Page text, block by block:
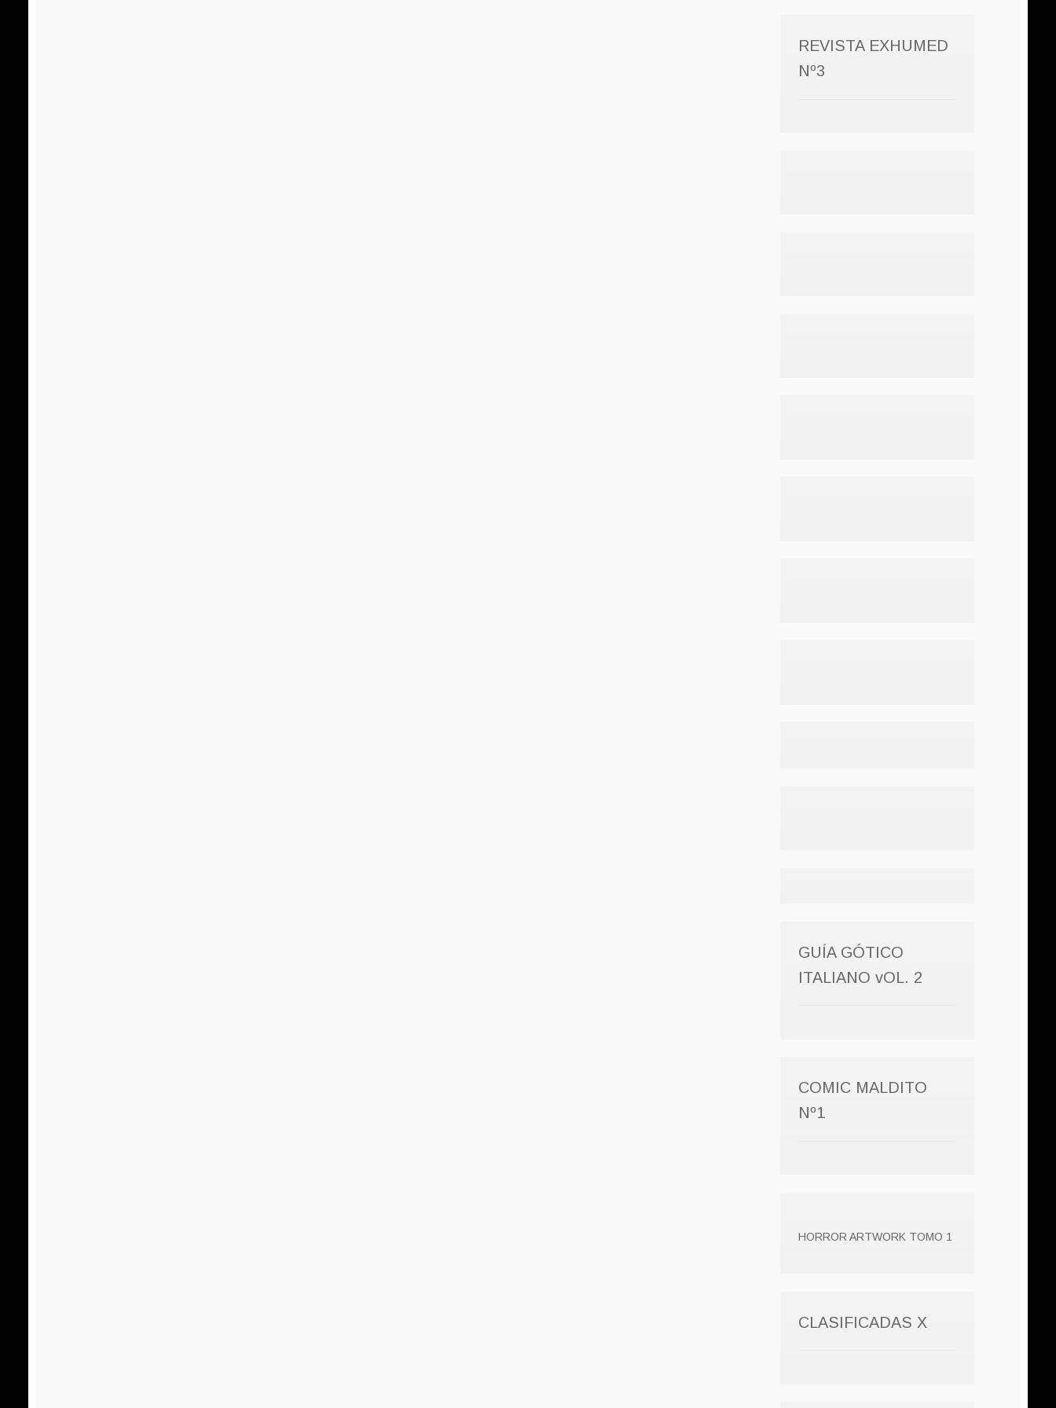
REVISTA EXHUMED
Nº3
GUÍA GÓTICO
ITALIANO vOL. 2
COMIC MALDITO
Nº1
HORROR ARTWORK TOMO 1
CLASIFICADAS X